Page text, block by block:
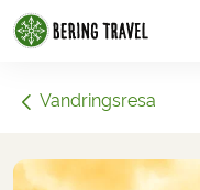
1
Vandringsresa